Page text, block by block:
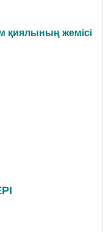
қиялының жемісі